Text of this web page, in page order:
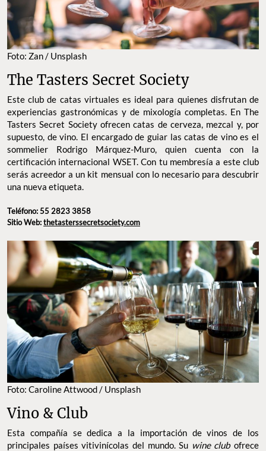
Foto: Zan / Unsplash
The Tasters Secret Society
Este club de catas virtuales es ideal para quienes disfrutan de
experiencias gastronómicas y de mixología completas. En The
Tasters Secret Society ofrecen catas de cerveza, mezcal y, por
supuesto, de vino. El encargado de guiar las catas de vino es el
sommelier Rodrigo Márquez-Muro, quien cuenta con la
certificación internacional WSET. Con tu membresía a este club
serás acreedor a un kit mensual con lo necesario para descubrir
una nueva etiqueta.
Teléfono: 55 2823 3858
Sitio Web:thetasterssecretsociety.com
Foto: Caroline Attwood / Unsplash
Vino & Club
Esta compañía se dedica a la importación de vinos de los
principales países vitivinícolas del mundo. Su wine clubofrece